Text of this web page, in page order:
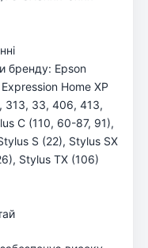
бренду: Epson
Home XP
313, 33, 406, 413,
C (110, 60-87, 91),
S (22), Stylus SX
Stylus TX (106)